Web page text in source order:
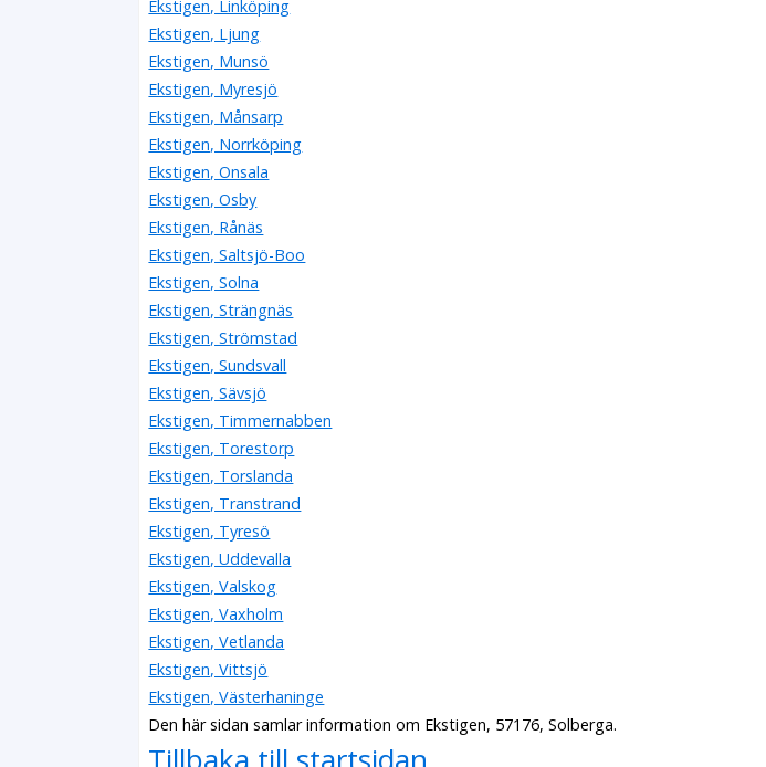
Ekstigen, Linköping
Ekstigen, Ljung
Ekstigen, Munsö
Ekstigen, Myresjö
Ekstigen, Månsarp
Ekstigen, Norrköping
Ekstigen, Onsala
Ekstigen, Osby
Ekstigen, Rånäs
Ekstigen, Saltsjö-Boo
Ekstigen, Solna
Ekstigen, Strängnäs
Ekstigen, Strömstad
Ekstigen, Sundsvall
Ekstigen, Sävsjö
Ekstigen, Timmernabben
Ekstigen, Torestorp
Ekstigen, Torslanda
Ekstigen, Transtrand
Ekstigen, Tyresö
Ekstigen, Uddevalla
Ekstigen, Valskog
Ekstigen, Vaxholm
Ekstigen, Vetlanda
Ekstigen, Vittsjö
Ekstigen, Västerhaninge
Den här sidan samlar information om Ekstigen, 57176, Solberga.